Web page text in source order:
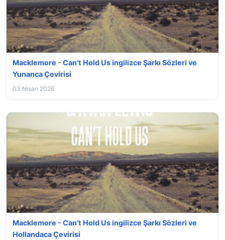
Macklemore - Can’t Hold Us ingilizce Şarkı Sözleri ve
Yunanca Çevirisi
03 Nisan 2026
Macklemore - Can’t Hold Us ingilizce Şarkı Sözleri ve
Hollandaca Çevirisi